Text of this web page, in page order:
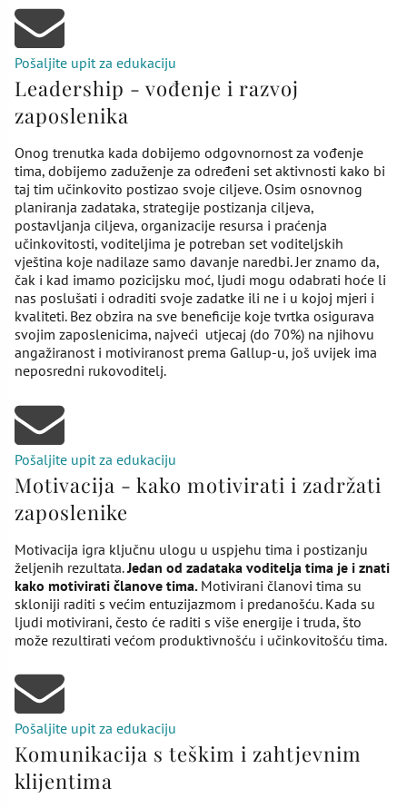
Pošaljite upit za edukaciju
Leadership - vođenje i razvoj
zaposlenika
Onog trenutka kada dobijemo odgovnornost za vođenje
tima, dobijemo zaduženje za određeni set aktivnosti kako bi
taj tim učinkovito postizao svoje ciljeve. Osim osnovnog
planiranja zadataka, strategije postizanja ciljeva,
postavljanja ciljeva, organizacije resursa i praćenja
učinkovitosti, voditeljima je potreban set voditeljskih
vještina koje nadilaze samo davanje naredbi. Jer znamo da,
čak i kad imamo pozicijsku moć, ljudi mogu odabrati hoće li
nas poslušati i odraditi svoje zadatke ili ne i u kojoj mjeri i
kvaliteti. Bez obzira na sve beneficije koje tvrtka osigurava
svojim zaposlenicima, najveći utjecaj (do 70%) na njihovu
angažiranost i motiviranost prema Gallup-u, još uvijek ima
neposredni rukovoditelj.
Pošaljite upit za edukaciju
Motivacija - kako motivirati i zadržati
zaposlenike
Motivacija igra ključnu ulogu u uspjehu tima i postizanju
željenih rezultata.Jedan od zadataka voditelja tima je i znati
kako motivirati članove tima. Motivirani članovi tima su
skloniji raditi s većim entuzijazmom i predanošću. Kada su
ljudi motivirani, često će raditi s više energije i truda, što
može rezultirati većom produktivnošću i učinkovitošću tima.
Pošaljite upit za edukaciju
Komunikacija s teškim i zahtjevnim
klijentima